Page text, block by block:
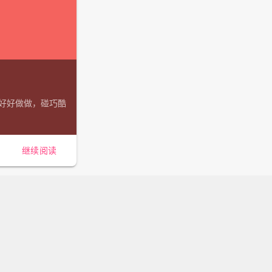
好做做，碰巧酷
继续阅读